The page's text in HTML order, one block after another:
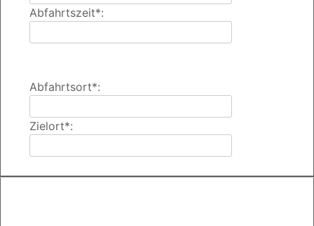
Abfahrtszeit*:
Abfahrtsort*:
Zielort*: